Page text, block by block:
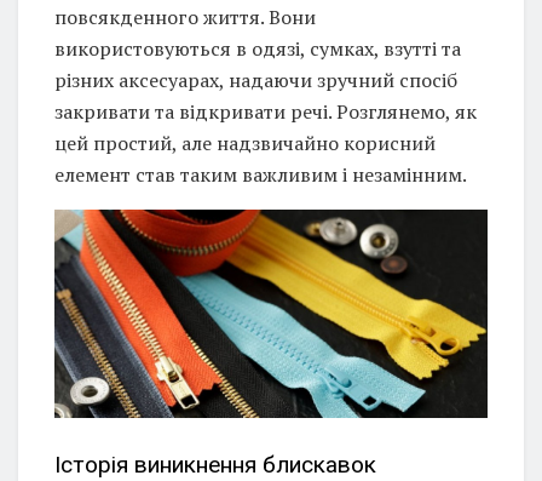
повсякденного життя. Вони
використовуються в одязі, сумках, взутті та
різних аксесуарах, надаючи зручний спосіб
закривати та відкривати речі. Розглянемо, як
цей простий, але надзвичайно корисний
елемент став таким важливим і незамінним.
Історія виникнення блискавок